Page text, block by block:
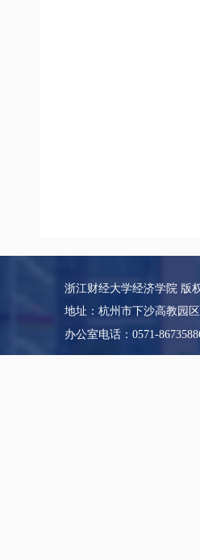
浙江财经大学经济学院 版
地址：杭州市下沙高教园
办公室电话：0571-